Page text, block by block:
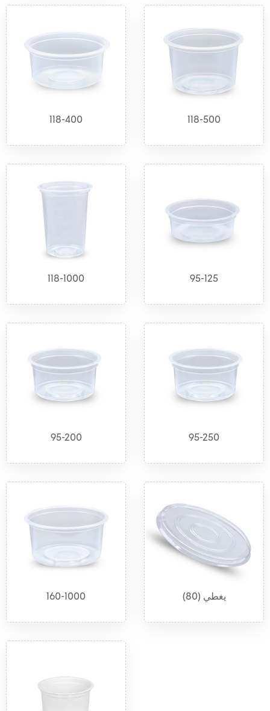
118-400 118-500
118-1000 95-125
95-200 95-250
160-1000 يغطي (80)